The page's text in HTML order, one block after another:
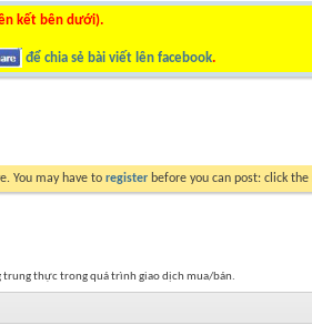
kết bên dưới).
để chia sẻ bài viết lên facebook.
You may have to register before you can post: click
trung thực trong quá trình giao dịch mua/bán.